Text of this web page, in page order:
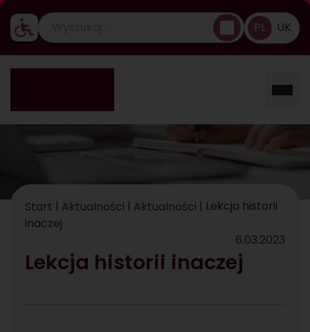
Ustawienia dostępności PL UK
Start | Aktualności | Aktualności | Lekcja historii
inaczej
6.03.2023
Lekcja historii inaczej